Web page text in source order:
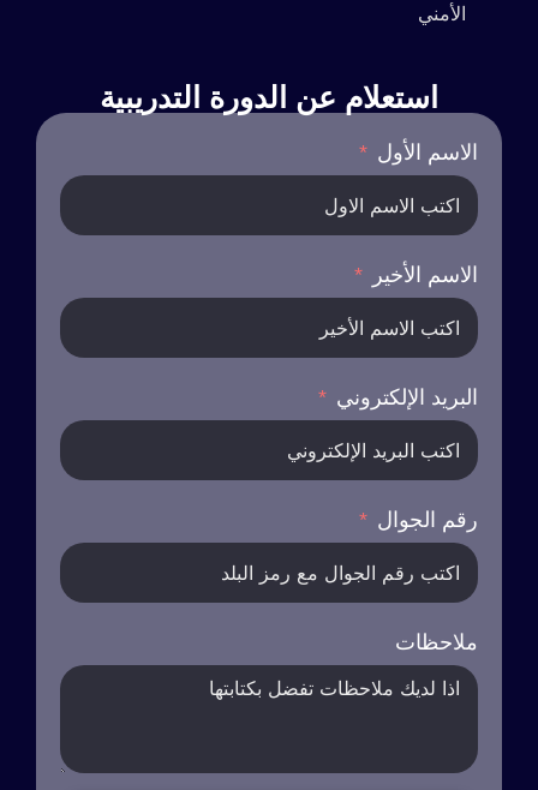
الأمني
استعلام عن الدورة التدريبية
الاسم الأول
الاسم الأخير
البريد الإلكتروني
رقم الجوال
ملاحظات